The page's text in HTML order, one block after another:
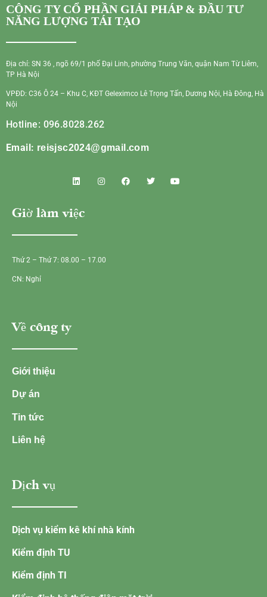
CÔNG TY CỔ PHẦN GIẢI PHÁP & ĐẦU TƯ
NĂNG LƯỢNG TÁI TẠO
Địa chỉ: SN 36 , ngõ 69/1 phố Đại Linh, phường Trung Văn, quận Nam Từ Liêm,
TP Hà Nội
VPĐD: C36 Ô 24 – Khu C, KĐT Geleximco Lê Trọng Tấn, Dương Nội, Hà Đông, Hà
Nội
Hotline: 096.8028.262
Email: reisjsc2024@gmail.com
Giờ làm việc
Thứ 2 – Thứ 7: 08.00 – 17.00
CN: Nghỉ
Về công ty
Giới thiệu
Dự án
Tin tức
Liên hệ
Dịch vụ
Dịch vụ kiểm kê khí nhà kính
Kiểm định TU
Kiểm định TI